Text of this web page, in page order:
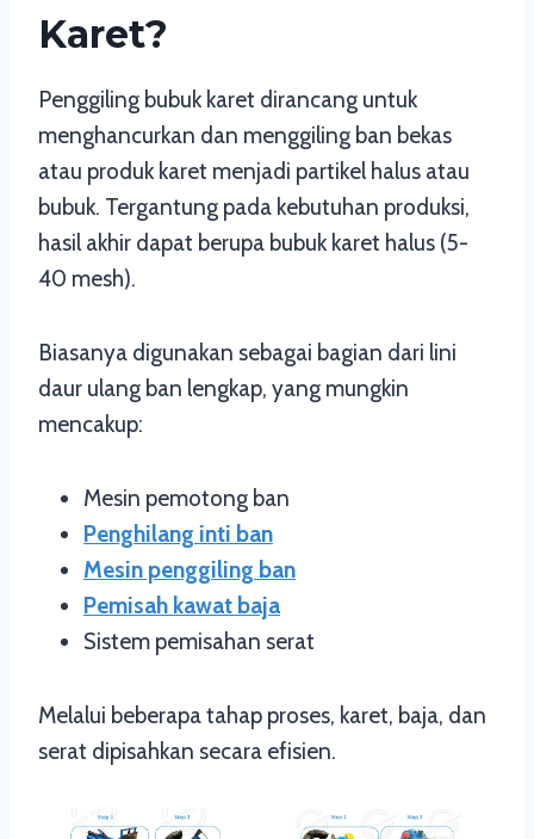
Karet?
Penggiling bubuk karet dirancang untuk
menghancurkan dan menggiling ban bekas
atau produk karet menjadi partikel halus atau
bubuk. Tergantung pada kebutuhan produksi,
hasil akhir dapat berupa bubuk karet halus (5-
40 mesh).
Biasanya digunakan sebagai bagian dari lini
daur ulang ban lengkap, yang mungkin
mencakup:
Mesin pemotong ban
Penghilang inti ban
Mesin penggiling ban
Pemisah kawat baja
Sistem pemisahan serat
Melalui beberapa tahap proses, karet, baja, dan
serat dipisahkan secara efisien.